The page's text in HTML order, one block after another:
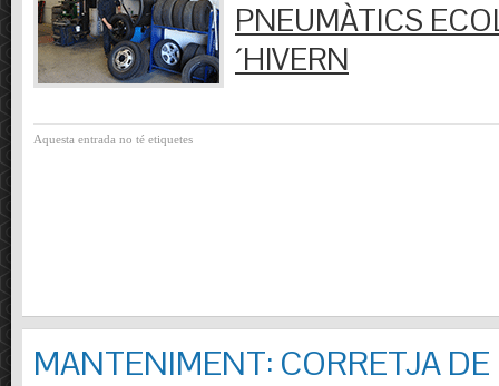
PNEUMÀTICS
´HIVERN
Aquesta entrada no té etiquetes
MANTENIMENT: CORRETJA